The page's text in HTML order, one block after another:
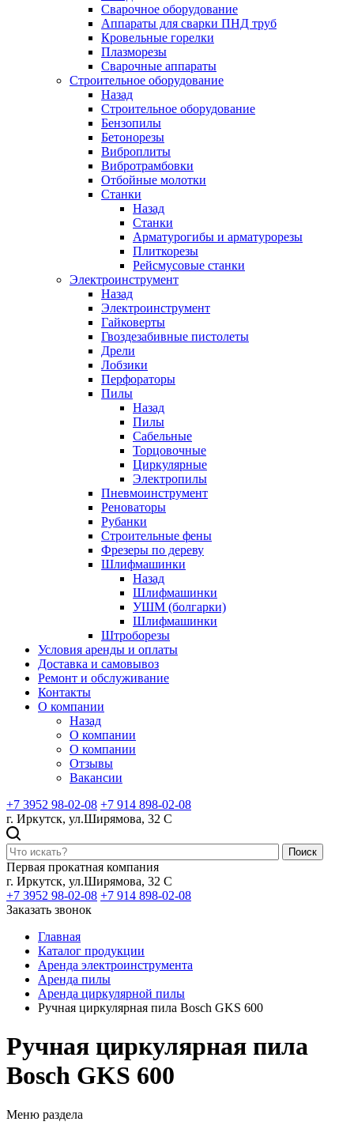
Сварочное оборудование
Аппараты для сварки ПНД труб
Кровельные горелки
Плазморезы
Сварочные аппараты
Строительное оборудование
Назад
Строительное оборудование
Бензопилы
Бетонорезы
Виброплиты
Вибротрамбовки
Отбойные молотки
Станки
Назад
Станки
Арматурогибы и арматурорезы
Плиткорезы
Рейсмусовые станки
Электроинструмент
Назад
Электроинструмент
Гайковерты
Гвоздезабивные пистолеты
Дрели
Лобзики
Перфораторы
Пилы
Назад
Пилы
Сабельные
Торцовочные
Циркулярные
Электропилы
Пневмоинструмент
Реноваторы
Рубанки
Строительные фены
Фрезеры по дереву
Шлифмашинки
Назад
Шлифмашинки
УШМ (болгарки)
Шлифмашинки
Штроборезы
Условия аренды и оплаты
Доставка и самовывоз
Ремонт и обслуживание
Контакты
О компании
Назад
О компании
О компании
Отзывы
Вакансии
+7 3952 98-02-08 +7 914 898-02-08
г. Иркутск, ул.Ширямова, 32 С
Поиск
Первая прокатная компания
г. Иркутск, ул.Ширямова, 32 С
+7 3952 98-02-08 +7 914 898-02-08
Заказать звонок
Главная
Каталог продукции
Аренда электроинструмента
Аренда пилы
Аренда циркулярной пилы
Ручная циркулярная пила Bosch GKS 600
Ручная циркулярная пила
Bosch GKS 600
Меню раздела